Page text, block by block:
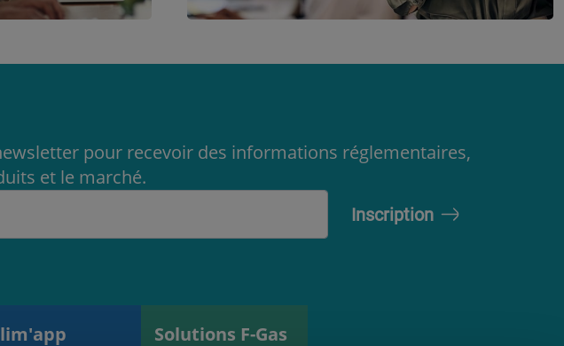
pour recevoir des informations réglementaires,
et le marché.
Solutions F-Gas